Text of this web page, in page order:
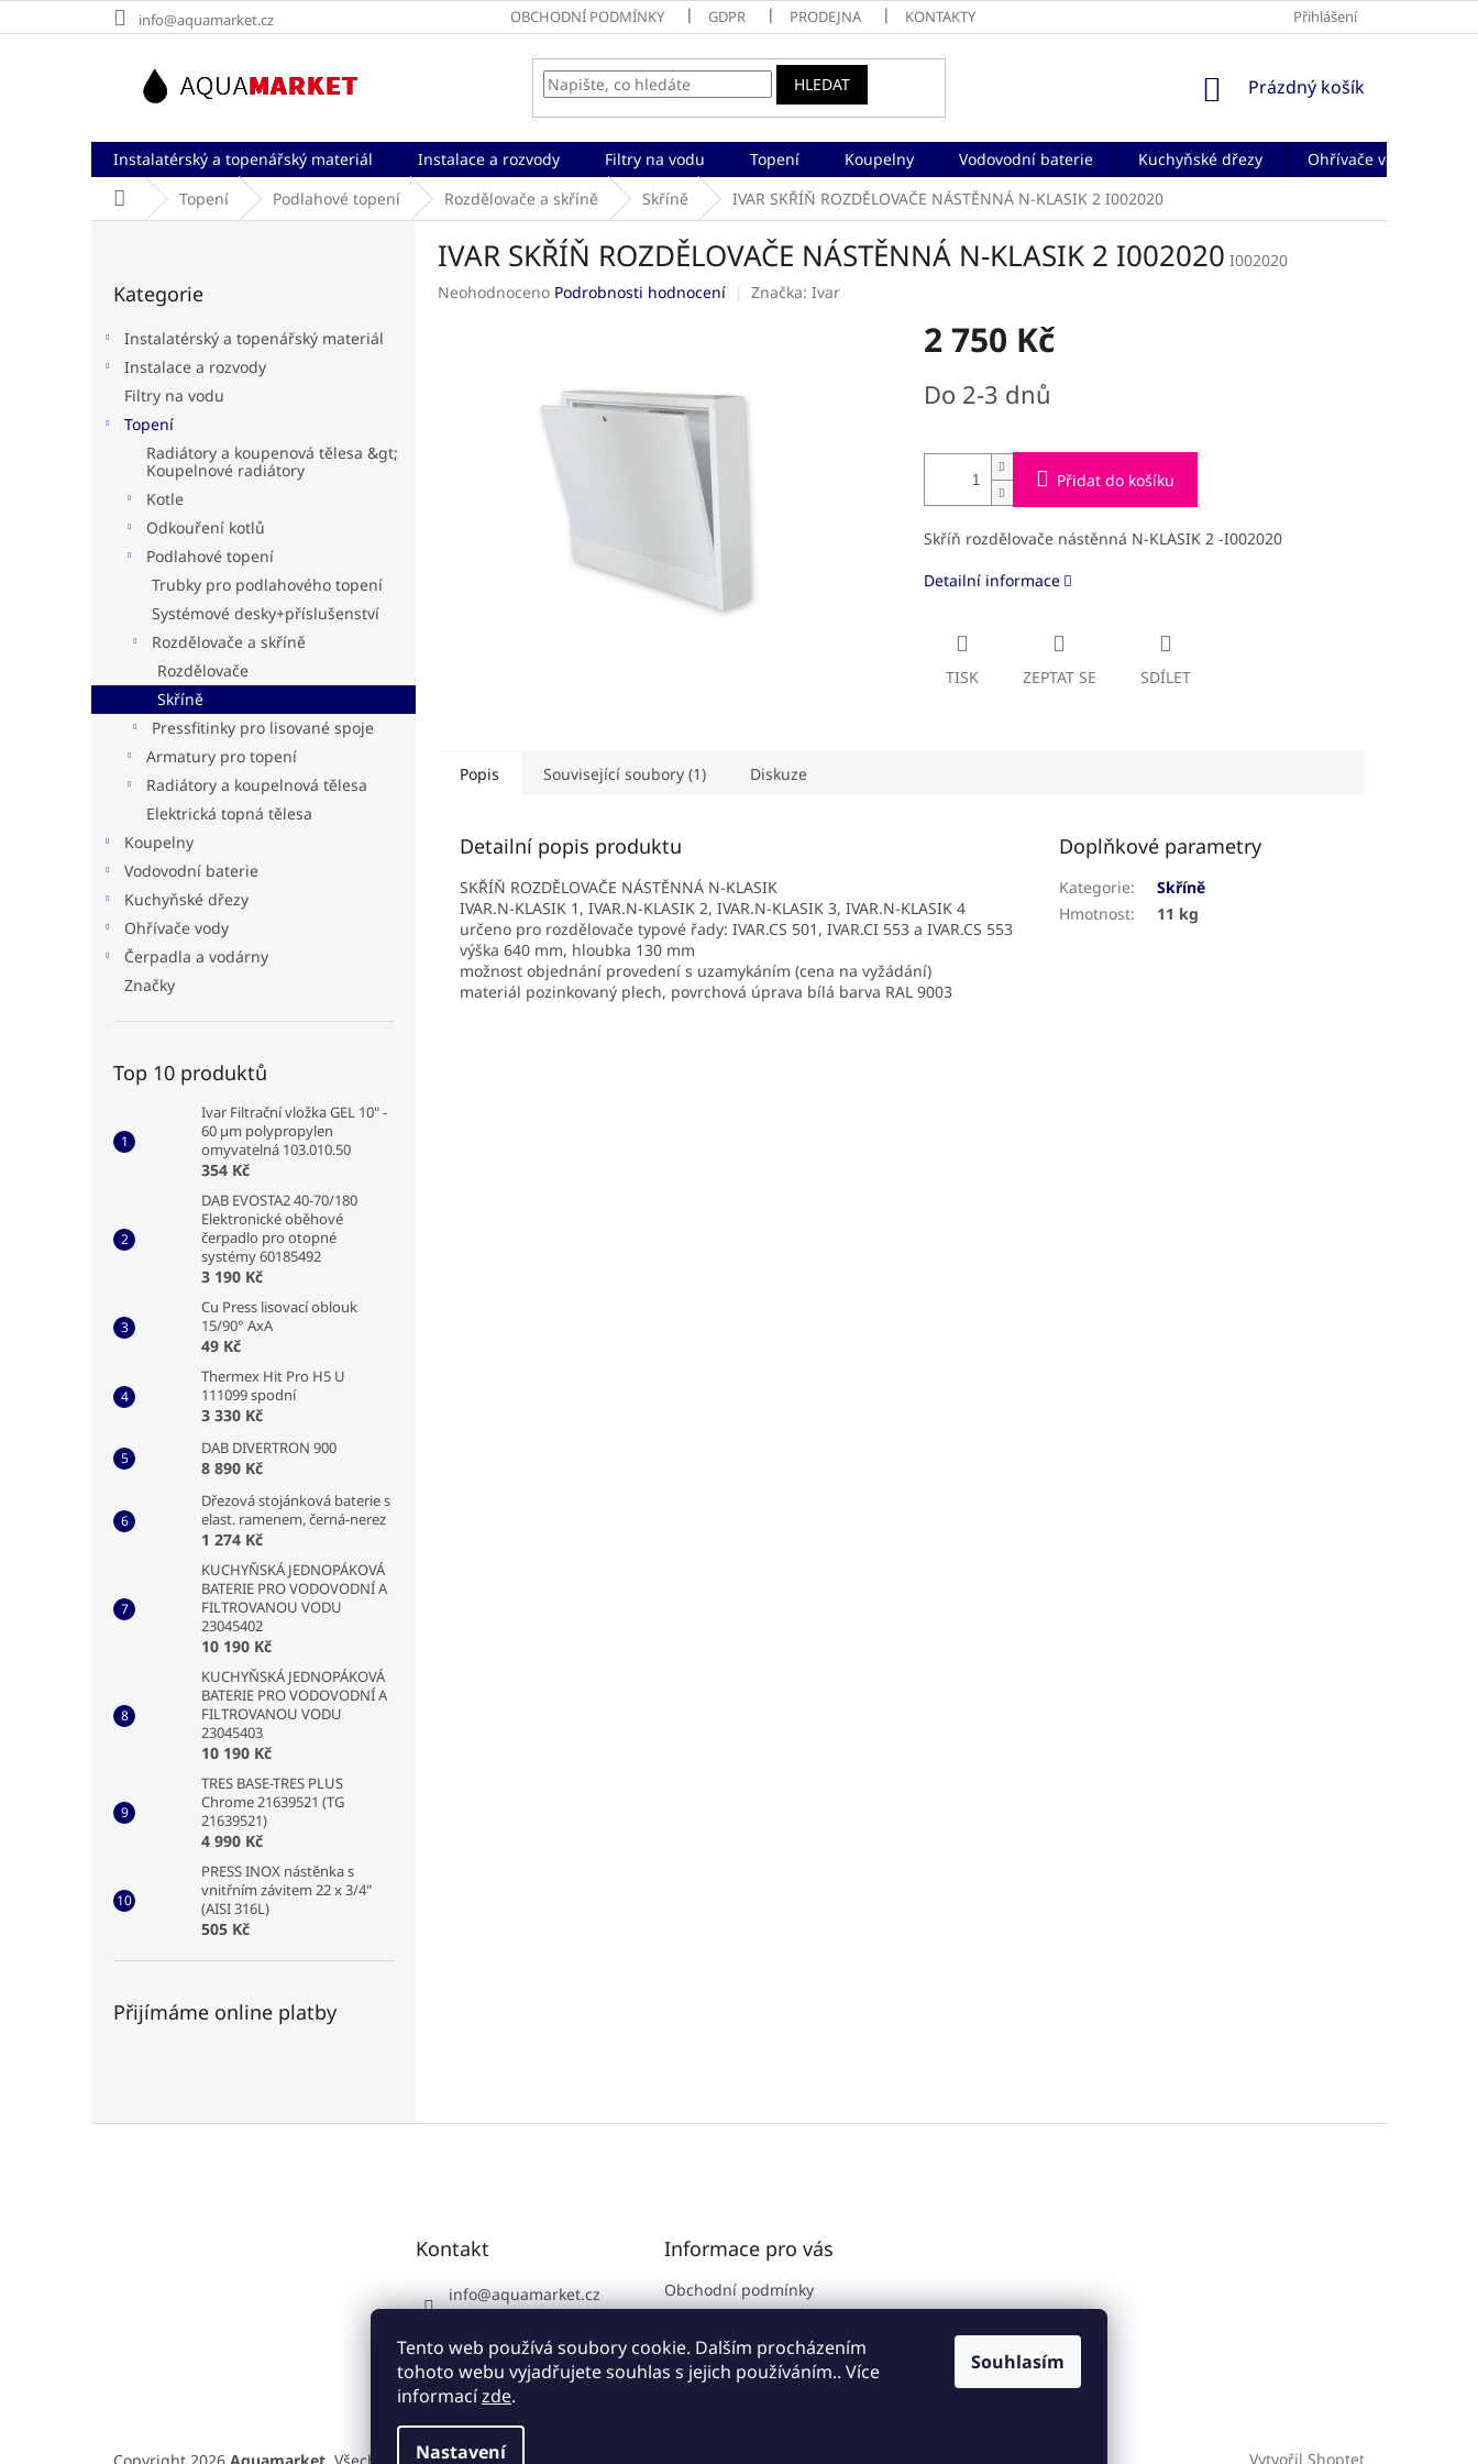
Tento web používá soubory cookie. Dalším procházením
tohoto webu vyjadřujete souhlas s jejich používáním.. Více
informacízde.
Nastavení
Souhlasím
na
info@aquamarket.cz OBCHODNÍ PODMÍNKY GDPR PRODEJNA KONTAKTY Přihlášení
HLEDAT
NÁKUPNÍ
Prázdný košík
Instalatérský a topenářský materiál Instalace a rozvody Filtry na vodu Topení Koupelny Vodovodní baterie Kuchyňské dřezy Ohřívače vody
Domů Topení Podlahové topení Rozdělovače a skříně Skříně IVAR SKŘÍŇ ROZDĚLOVAČE NÁSTĚNNÁ N-KLASIK 2 I002020
kategorie
Kategorie
Instalatérský a topenářský materiál
Instalace a rozvody
Filtry na vodu
Topení
Radiátory a koupenová tělesa &gt;
Koupelnové radiátory
Kotle
Odkouření kotlů
Podlahové topení
Trubky pro podlahového topení
Systémové desky+příslušenství
Rozdělovače a skříně
Rozdělovače
Skříně
Pressfitinky pro lisované spoje
Armatury pro topení
Radiátory a koupelnová tělesa
Elektrická topná tělesa
Koupelny
Vodovodní baterie
Kuchyňské dřezy
Ohřívače vody
Čerpadla a vodárny
Značky
Top 10 produktů
Ivar Filtrační vložka GEL 10" -
60 µm polypropylen
omyvatelná 103.010.50
354 Kč
DAB EVOSTA2 40-70/180
Elektronické oběhové
čerpadlo pro otopné
systémy 60185492
3 190 Kč
Cu Press lisovací oblouk
15/90° AxA
49 Kč
Thermex Hit Pro H5 U
111099 spodní
3 330 Kč
DAB DIVERTRON 900
8 890 Kč
Dřezová stojánková baterie s
elast. ramenem, černá-nerez
1 274 Kč
KUCHYŇSKÁ JEDNOPÁKOVÁ
BATERIE PRO VODOVODNÍ A
FILTROVANOU VODU
23045402
10 190 Kč
KUCHYŇSKÁ JEDNOPÁKOVÁ
BATERIE PRO VODOVODNÍ A
FILTROVANOU VODU
23045403
10 190 Kč
TRES BASE-TRES PLUS
Chrome 21639521 (TG
21639521)
4 990 Kč
PRESS INOX nástěnka s
vnitřním závitem 22 x 3/4"
(AISI 316L)
505 Kč
Přijímáme online platby
IVAR SKŘÍŇ ROZDĚLOVAČE NÁSTĚNNÁ N-KLASIK 2 I002020 I002020
Průměrné
Neohodnoceno Podrobnosti hodnocení Značka: Ivar
2 750 Kč
cena:
Do 2-3 dnů
Přidat do košíku
Skříň rozdělovače nástěnná N-KLASIK 2 -I002020
Detailní informace
TISK ZEPTAT SE SDÍLET
Popis Související soubory (1) Diskuze
Detailní popis produktu
SKŘÍŇ ROZDĚLOVAČE NÁSTĚNNÁ N-KLASIK
IVAR.N-KLASIK 1, IVAR.N-KLASIK 2, IVAR.N-KLASIK 3, IVAR.N-KLASIK 4
určeno pro rozdělovače typové řady: IVAR.CS 501, IVAR.CI 553 a IVAR.CS 553
výška 640 mm, hloubka 130 mm
možnost objednání provedení s uzamykáním (cena na vyžádání)
materiál pozinkovaný plech, povrchová úprava bílá barva RAL 9003
Doplňkové parametry
Kategorie:
Skříně
Hmotnost: 11 kg
Kontakt
info@aquamarket.cz
Informace pro vás
Obchodní podmínky
Prodejna
Kontakty
Vytvořil Shoptet